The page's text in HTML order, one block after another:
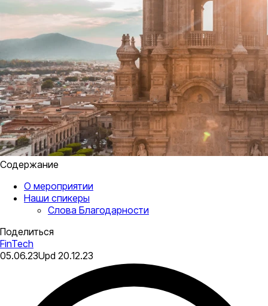
Содержание
О мероприятии
Наши спикеры
Слова Благодарности
Поделиться
FinTech
05.06.23Upd 20.12.23